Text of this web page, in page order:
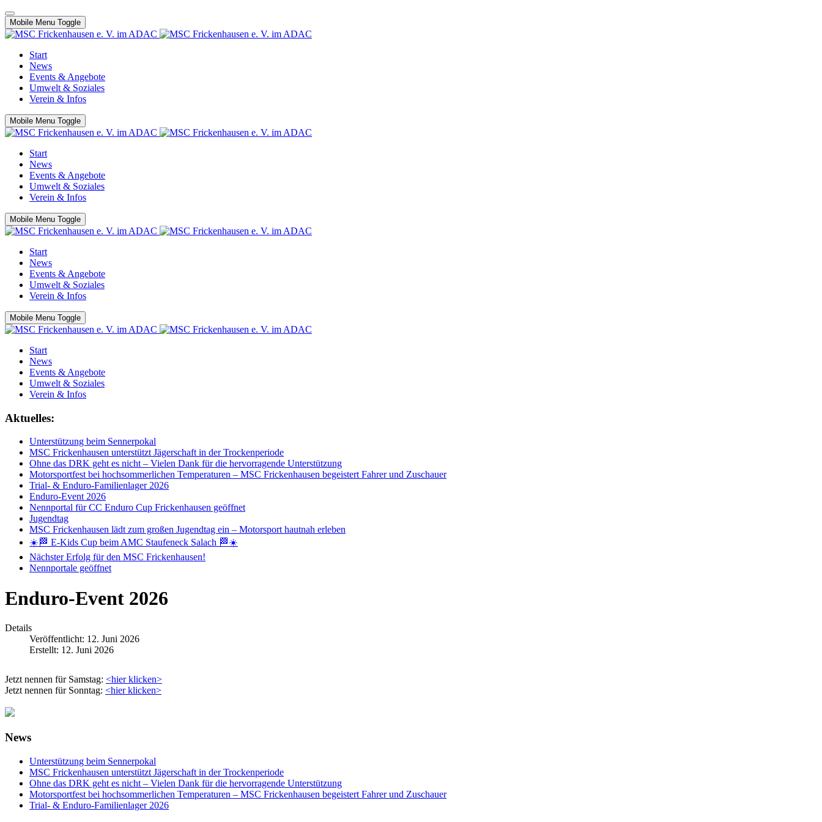
Mobile Menu Toggle
Start
News
Events & Angebote
Umwelt & Soziales
Verein & Infos
Mobile Menu Toggle
Start
News
Events & Angebote
Umwelt & Soziales
Verein & Infos
Mobile Menu Toggle
Start
News
Events & Angebote
Umwelt & Soziales
Verein & Infos
Mobile Menu Toggle
Start
News
Events & Angebote
Umwelt & Soziales
Verein & Infos
Aktuelles:
Unterstützung beim Sennerpokal
MSC Frickenhausen unterstützt Jägerschaft in der Trockenperiode
Ohne das DRK geht es nicht – Vielen Dank für die hervorragende Unterstützung
Motorsportfest bei hochsommerlichen Temperaturen – MSC Frickenhausen begeistert Fahrer und Zuschauer
Trial- & Enduro-Familienlager 2026
Enduro-Event 2026
Nennportal für CC Enduro Cup Frickenhausen geöffnet
Jugendtag
MSC Frickenhausen lädt zum großen Jugendtag ein – Motorsport hautnah erleben
☀️🏁 E-Kids Cup beim AMC Staufeneck Salach 🏁☀️
Nächster Erfolg für den MSC Frickenhausen!
Nennportale geöffnet
Enduro-Event 2026
Details
Veröffentlicht: 12. Juni 2026
Erstellt: 12. Juni 2026
Jetzt nennen für Samstag: <hier klicken>
Jetzt nennen für Sonntag: <hier klicken>
News
Unterstützung beim Sennerpokal
MSC Frickenhausen unterstützt Jägerschaft in der Trockenperiode
Ohne das DRK geht es nicht – Vielen Dank für die hervorragende Unterstützung
Motorsportfest bei hochsommerlichen Temperaturen – MSC Frickenhausen begeistert Fahrer und Zuschauer
Trial- & Enduro-Familienlager 2026